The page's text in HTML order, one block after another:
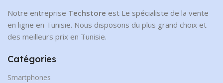
Notre entreprise Techstore est Le spécialiste de la vente
en ligne en Tunisie. Nous disposons du plus grand choix et
des meilleurs prix en Tunisie.
Catégories
Smartphones